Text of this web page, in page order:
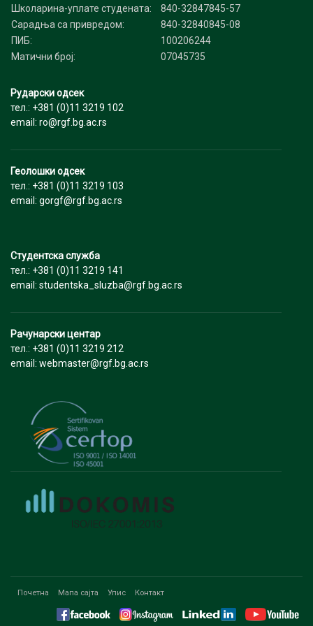
или
Секретару Алимнија на тел. 011-3219-103 или
на е-маил gorgfatrgf.bg.ac.rs.
Бошко Јевтовић, дипл. инж. геол., секретар,
gorgfatrgf.bg.ac.rs
Мр Слободан Николић, дипл. инж. геол.,
члан, landbnikolicatgmail.com
члан, bozaisvetatgmail.com
Боро Лукајић, дипл. инж. геол., члан,
tacatinterlog.com
председник, dupolatrgf.bg.ac.rs
Др Драган Костић, дипл. инж. геол., члан,
nzkosticatyahoo.com
ДОБРОДОШЛИ У АЛУМНИ РУДАРСКО-
ГЕОЛОШКОГ ФАКУЛТЕТА
Проф. др Радуле Тошовић
Школарина-уплате студената:
840-32847845-57
Сарадња са привредом:
840-32840845-08
ПИБ:
100206244
Матични број:
07045735
Рударски одсек
тел.: +381 (0)11 3219 102
email: ro@rgf.bg.ac.rs
Геолошки одсек
тел.: +381 (0)11 3219 103
email: gorgf@rgf.bg.ac.rs
Студентска служба
тел.: +381 (0)11 3219 141
email: studentska_sluzba@rgf.bg.ac.rs
Рачунарски центар
тел.: +381 (0)11 3219 212
email: webmaster@rgf.bg.ac.rs
Почетна Мапа сајта Упис Контакт